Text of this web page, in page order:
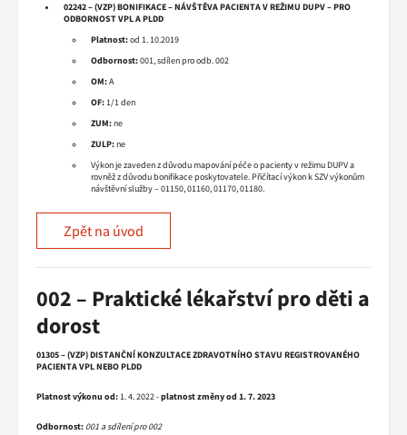
02242 – (VZP) BONIFIKACE – NÁVŠTĚVA PACIENTA V REŽIMU DUPV – PRO
ODBORNOST VPL A PLDD
Platnost:od 1. 10.2019
Odbornost:001, sdílen pro odb. 002
OM:A
OF:1/1 den
ZUM:ne
ZULP:ne
Výkon je zaveden z důvodu mapování péče o pacienty v režimu DUPV a
rovněž z důvodu bonifikace poskytovatele. Přičítací výkon k SZV výkonům
návštěvní služby – 01150, 01160, 01170, 01180.
Zpět na úvod
002 – Praktické lékařství pro děti a
dorost
01305 – (VZP) DISTANČNÍ KONZULTACE ZDRAVOTNÍHO STAVU REGISTROVANÉHO
PACIENTA VPL NEBO PLDD
Platnost výkonu od:1. 4. 2022 -platnost změny od 1. 7. 2023
Odbornost: 001 a sdílení pro 002